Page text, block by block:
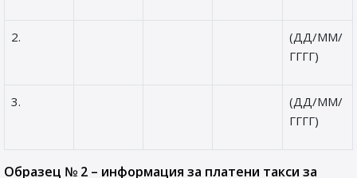
2.
(ДД/ММ/
ГГГГ)
3.
(ДД/ММ/
ГГГГ)
Образец № 2 – информация за платени такси за